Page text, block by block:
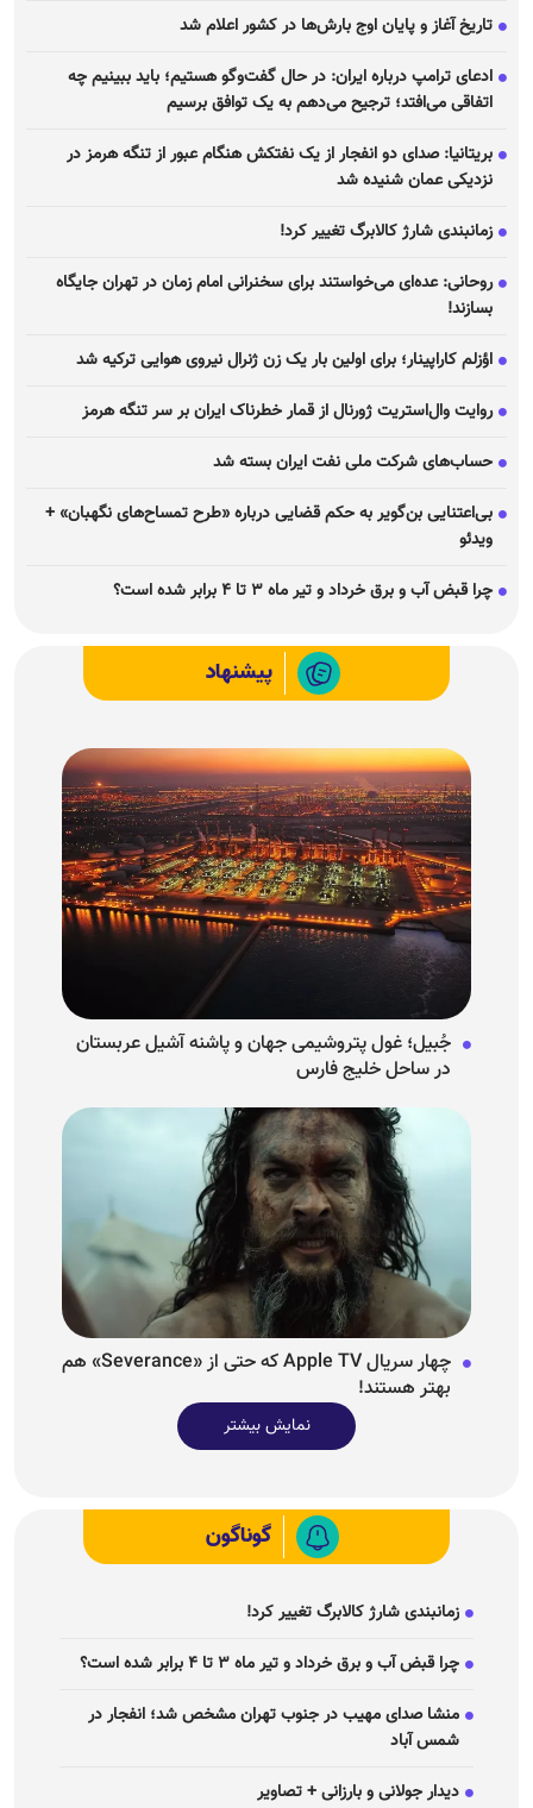
تاریخ آغاز و پایان اوج بارش‌ها در کشور اعلام شد
ادعای ترامپ درباره ایران: در حال گفت‌و‌گو هستیم؛ باید ببینیم چه
اتفاقی می‌افتد؛ ترجیح می‌دهم به یک توافق برسیم
بریتانیا: صدای دو انفجار از یک نفتکش هنگام عبور از تنگه هرمز در
نزدیکی عمان شنیده شد
زمانبندی شارژ کالابرگ تغییر کرد!
روحانی: عده‌ای می‌خواستند برای سخنرانی امام زمان در تهران جایگاه
بسازند!
اؤزلم کاراپینار؛ برای اولین بار یک زن ژنرال نیروی هوایی ترکیه شد
روایت وال‌استریت ژورنال از قمار خطرناک ایران بر سر تنگه هرمز
حساب‌های شرکت ملی نفت ایران بسته شد
بی‌اعتنایی بن‌گویر به حکم قضایی درباره «طرح تمساح‌های نگهبان» +
ویدئو
چرا قبض آب و برق خرداد و تیر ماه ۳ تا ۴ برابر شده است؟
پیشنهاد
جُبیل؛ غول پتروشیمی جهان و پاشنه آشیل عربستان
در ساحل خلیج فارس
چهار سریال Apple TV که حتی از «Severance» هم
بهتر هستند!
نمایش بیشتر
گوناگون
زمانبندی شارژ کالابرگ تغییر کرد!
چرا قبض آب و برق خرداد و تیر ماه ۳ تا ۴ برابر شده است؟
منشا صدای مهیب در جنوب تهران مشخص شد؛ انفجار در
شمس آباد
دیدار جولانی و بارزانی + تصاویر